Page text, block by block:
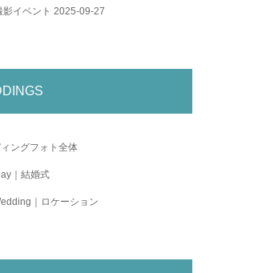
イベント 2025-09-27
ングフォト全体
｜結婚式
｜ロケーション